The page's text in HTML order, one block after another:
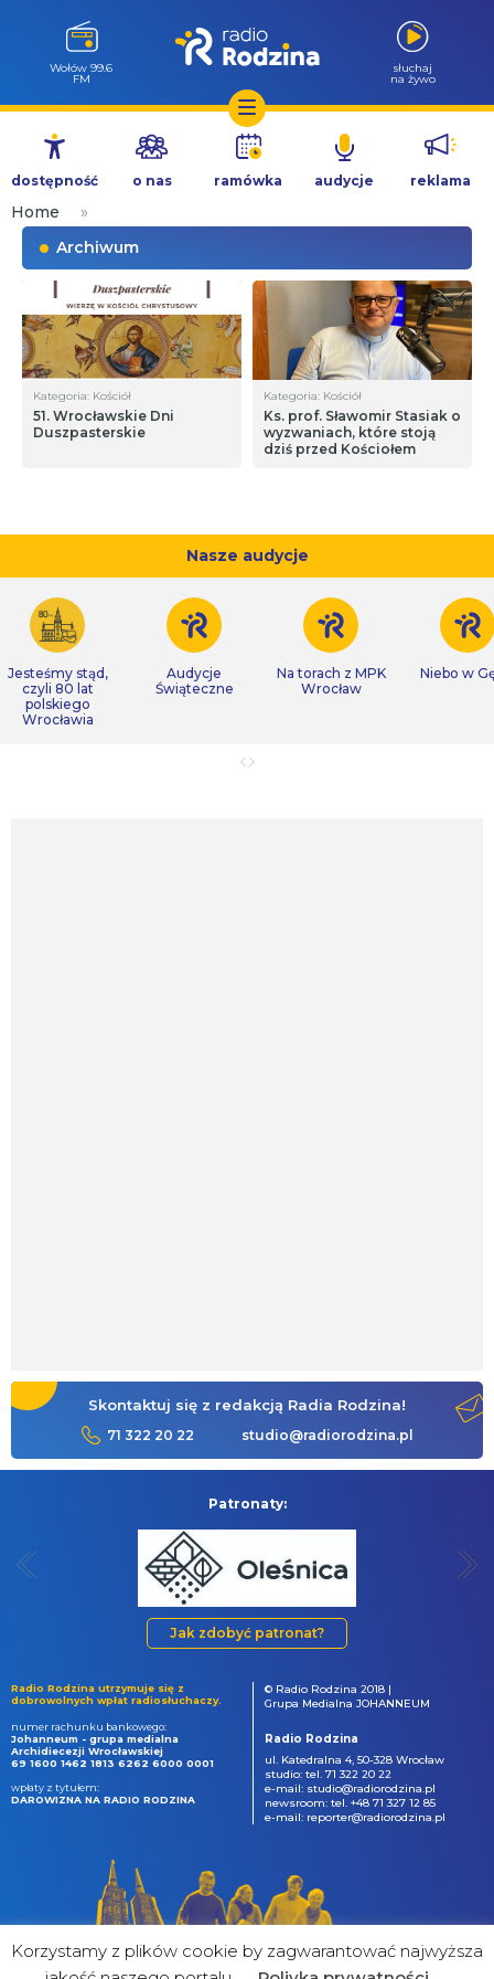
Przejdź
treści
Wołów 99.6
FM
słuchaj
na żywo
dostępność o nas ramówka audycje reklama
Home
»
Archiwum
Kategoria: Kościół
51. Wrocławskie Dni
Duszpasterskie
Kategoria: Kościół
Ks. prof. Sławomir Stasiak o
wyzwaniach, które stoją
dziś przed Kościołem
Nasze audycje
Jesteśmy stąd,
czyli 80 lat
polskiego
Wrocławia
Audycje
Świąteczne
Na torach z MPK
Wrocław
Niebo w
Skontaktuj się z redakcją Radia Rodzina!
71 322 20 22 studio@radiorodzina.pl
Patronaty:
Jak zdobyć patronat?
Radio Rodzina utrzymuje się z
dobrowolnych wpłat radiosłuchaczy.
numer rachunku bankowego:
Johanneum - grupa medialna
Archidiecezji Wrocławskiej
69 1600 1462 1813 6262 6000 0001
wpłaty z tytułem:
DAROWIZNA NA RADIO RODZINA
© Radio Rodzina 2018 |
Grupa Medialna JOHANNEUM
Radio Rodzina
ul. Katedralna 4, 50-328 Wrocław
studio: tel. 71 322 20 22
e-mail: studio@radiorodzina.pl
newsroom: tel. +48 71 327 12 85
e-mail: reporter@radiorodzina.pl
Korzystamy z plików cookie by zagwarantować najwyższa